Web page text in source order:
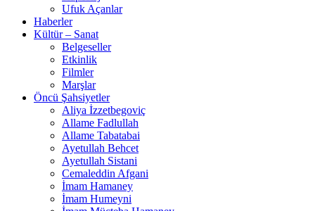
Ufuk Açanlar
Haberler
Kültür – Sanat
Belgeseller
Etkinlik
Filmler
Marşlar
Öncü Şahsiyetler
Aliya İzzetbegoviç
Allame Fadlullah
Allame Tabatabai
Ayetullah Behcet
Ayetullah Sistani
Cemaleddin Afgani
İmam Hamaney
İmam Humeyni